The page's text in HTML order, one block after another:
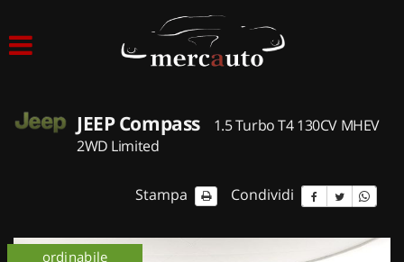
ACQUISTIAMO USATO
NOLEGGIO AUTO
JEEP Compass
1.5 Turbo T4 130CV MHEV
2WD Limited
Stampa Condividi
ordinabile